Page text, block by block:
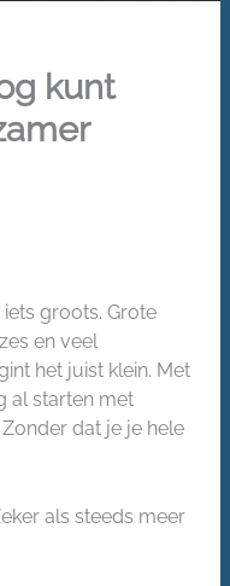
kunt
groots. Grote
en veel
het juist klein. Met
al starten met
dat je je hele
als steeds meer